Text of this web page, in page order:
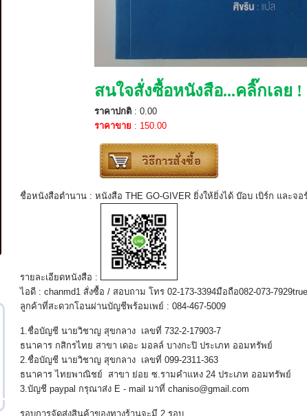
สนใจสั่งซื้อหนังสือ...คลิ๊กเลย !
ราคาปกติ : 0.00
ราคาขาย : 150.00
ชื่อหนังสือตำนาน : หนังสือ THE GO-GIVER ยิ่งให้ยิ่งได้ บ๊อบ เบิร์ก และจ
รายละเอียดหนังสือ :
ไอดี : chanmd1 สั่งซื้อ / สอบถาม โทร 02-173-3394มือถือ082-073-
ลูกค้าที่สะดวกโอนผ่านบัญชีพร้อมเพย์ : 084-467-5009
1.ชื่อบัญชี นายวิชาญ สุขกลาง เลขที่ 732-2-17903-7
ธนาคาร กสิกรไทย สาขา เดอะ มอลล์ บางกะปิ ประเภท ออมทรัพย์
2.ชื่อบัญชี นายวิชาญ สุขกลาง เลขที่ 099-2311-363
ธนาคาร ไทยพาณิชย์ สาขา ย่อย ซ.รามคำแหง 24 ประเภท ออมทรัพย์
3.บัญชี paypal กรุณาส่ง E - mail มาที่ chaniso@gmail.com
รอบการจัดส่งสินค้าของทางร้านจะมี 2 รอบ